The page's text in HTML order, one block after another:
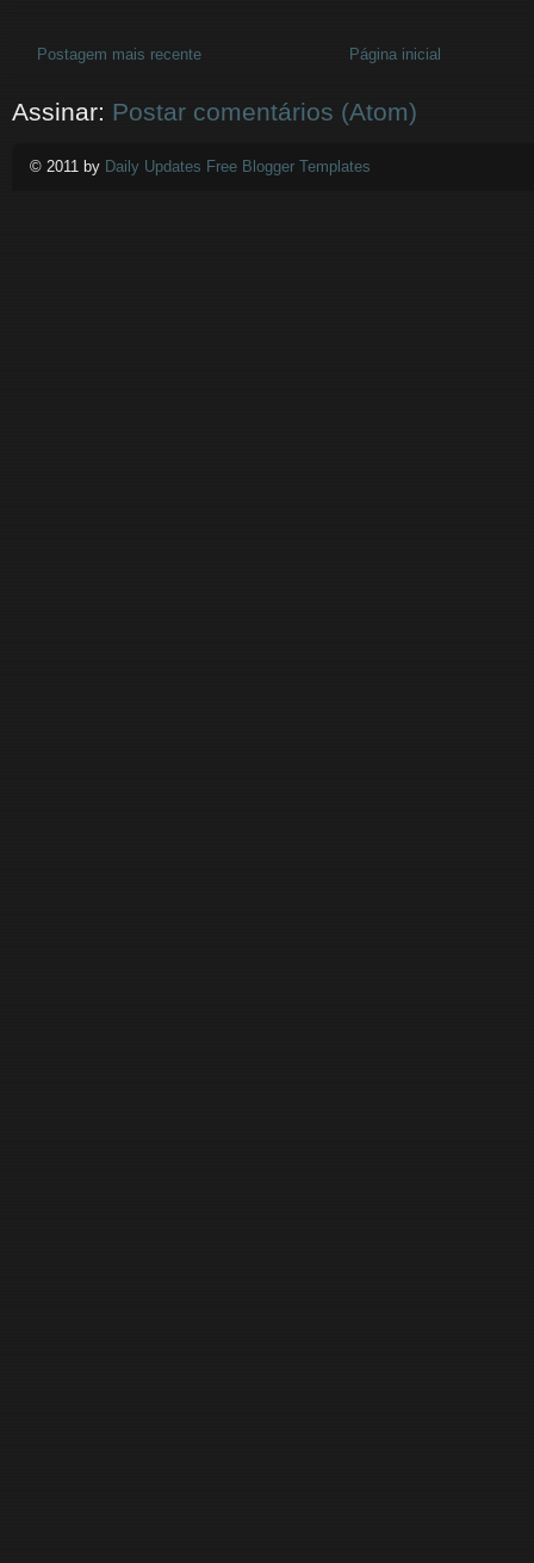
Postagem mais recente Página inicial
Assinar: Postar comentários (Atom)
© 2011 by Daily Updates Free Blogger Templates